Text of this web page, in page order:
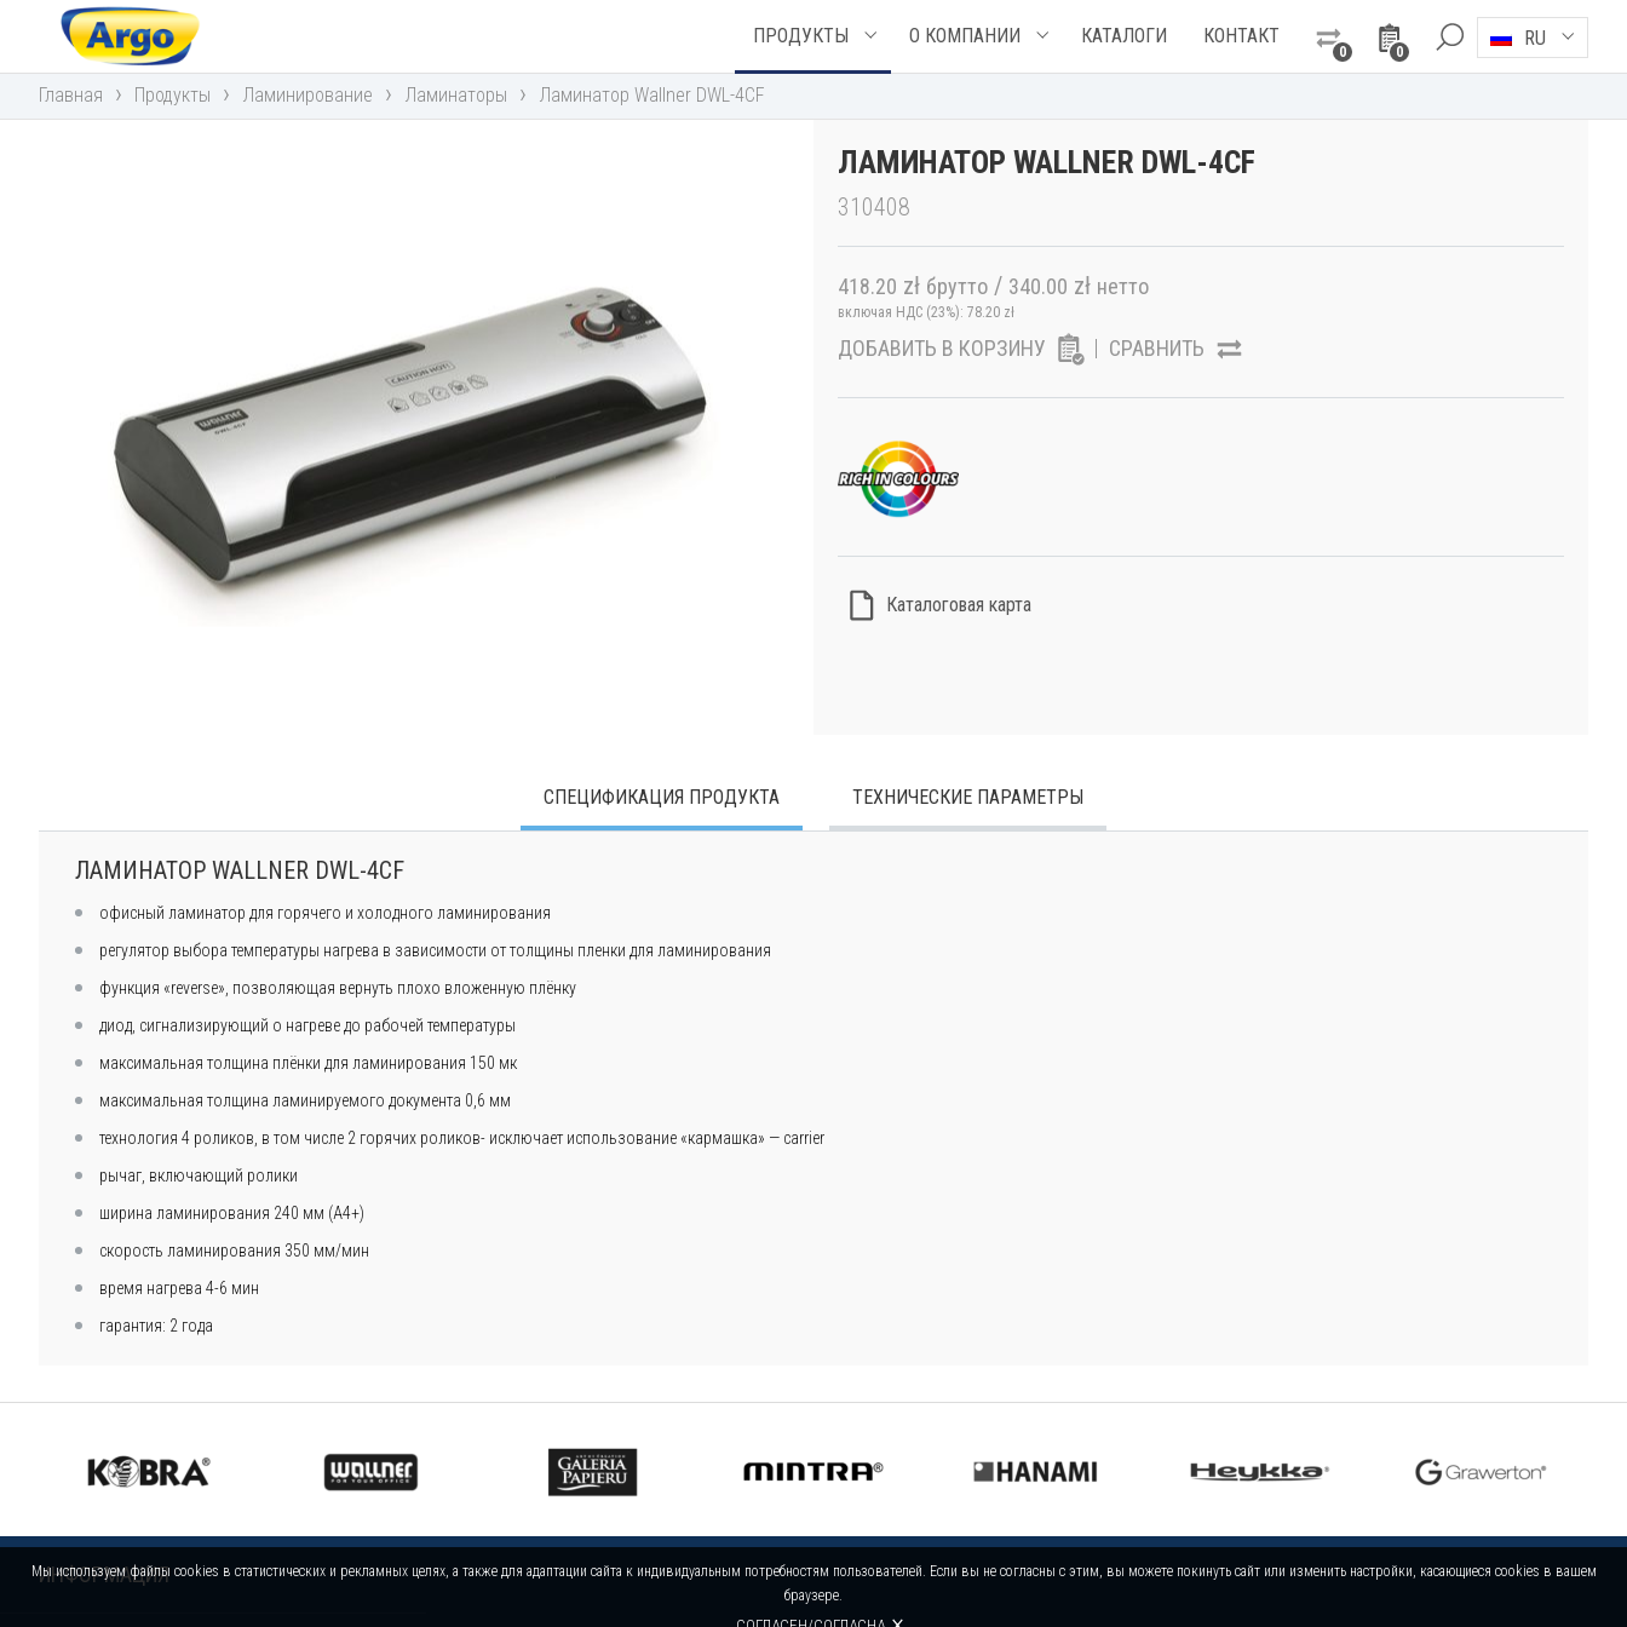
0
0
RU
ПРОДУКТЫ О КОМПАНИИ КАТАЛОГИ КОНТАКТ
Главная › Продукты › Ламинирование › Ламинаторы › Ламинатор Wallner DWL-4CF
ЛАМИНАТОР WALLNER DWL-4CF
310408
418.20 zł брутто / 340.00 zł нетто
включая НДС (23%): 78.20 zł
ДОБАВИТЬ В КОРЗИНУ СРАВНИТЬ
Каталоговая карта
СПЕЦИФИКАЦИЯ ПРОДУКТА ТЕХНИЧЕСКИЕ ПАРАМЕТРЫ
ЛАМИНАТОР WALLNER DWL-4CF
офисный ламинатор для горячего и холодного ламинирования
регулятор выбора температуры нагрева в зависимости от толщины пленки для ламинирования
функция «reverse», позволяющая вернуть плохо вложенную плёнку
диод, сигнализирующий о нагреве до рабочей температуры
максимальная толщина плёнки для ламинирования 150 мк
максимальная толщина ламинируемого документа 0,6 мм
технология 4 роликов, в том числе 2 горячих роликов- исключает использование «кармашка» — carrier
рычаг, включающий ролики
ширина ламинирования 240 мм (А4+)
скорость ламинирования 350 мм/мин
время нагрева 4-6 мин
гарантия: 2 года
ИНФОРМАЦИЯ
Мы используем файлы cookies в статистических и рекламных целях, а также для адаптации сайта к индивидуальным потребностям пользователей. Если вы не согласны с этим, вы можете покинуть сайт или изменить настройки, касающиеся cookies в вашем
браузере.